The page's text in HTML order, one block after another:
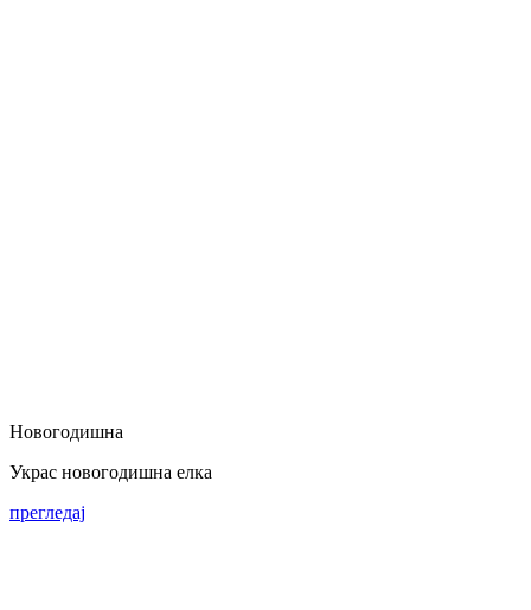
Новогодишна
Украс новогодишна елка
прегледај